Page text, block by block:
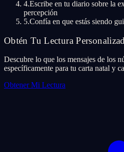
4.Escribe en tu diario sobre la
percepción
5.Confía en que estás siendo
Obtén Tu Lectura
Descubre lo que los mensajes de los
específicamente para tu carta natal y
Obtener Mi Lectura